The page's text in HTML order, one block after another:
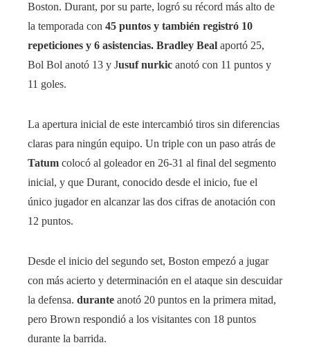
Boston. Durant, por su parte, logró su récord más alto de
la temporada con 45 puntos y también registró 10
repeticiones y 6 asistencias. Bradley Beal aportó 25,
Bol Bol anotó 13 y Jusuf nurkic anotó con 11 puntos y
11 goles.
La apertura inicial de este intercambió tiros sin diferencias
claras para ningún equipo. Un triple con un paso atrás de
Tatum colocó al goleador en 26-31 al final del segmento
inicial, y que Durant, conocido desde el inicio, fue el
único jugador en alcanzar las dos cifras de anotación con
12 puntos.
Desde el inicio del segundo set, Boston empezó a jugar
con más acierto y determinación en el ataque sin descuidar
la defensa. durante anotó 20 puntos en la primera mitad,
pero Brown respondió a los visitantes con 18 puntos
durante la barrida.